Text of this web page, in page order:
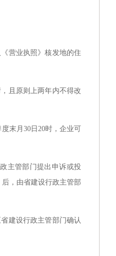
营业执照》核发地的住
且原则上两年内不得改
末月30日20时，企业可
主管部门提出申诉或投
，由省建设行政主管部
建设行政主管部门确认